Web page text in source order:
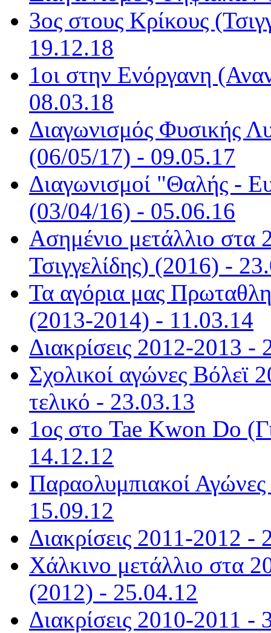
3ος στους Κρίκους
19.12.18
1οι στην Ενόργανη
08.03.18
Διαγωνισμός Φυσικής
(06/05/17) - 09.05.17
Διαγωνισμοί "Θαλής -
(03/04/16) - 05.06.16
Ασημένιο μετάλλιο
Τσιγγελίδης) (2016) -
Τα αγόρια μας
(2013-2014) - 11.03.14
Διακρίσεις 2012-2013 -
Σχολικοί αγώνες Βόλεϊ
τελικό - 23.03.13
1ος στο Tae Kwon Do
14.12.12
Παραολυμπιακοί
15.09.12
Διακρίσεις 2011-2012 -
Χάλκινο μετάλλιο στα
(2012) - 25.04.12
Διακρίσεις 2010-2011 -